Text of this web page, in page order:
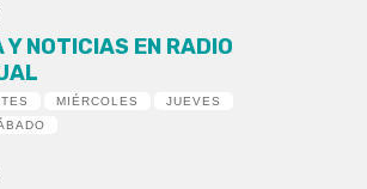
Y NOTICIAS EN RADIO
MIÉRCOLES
JUEVES